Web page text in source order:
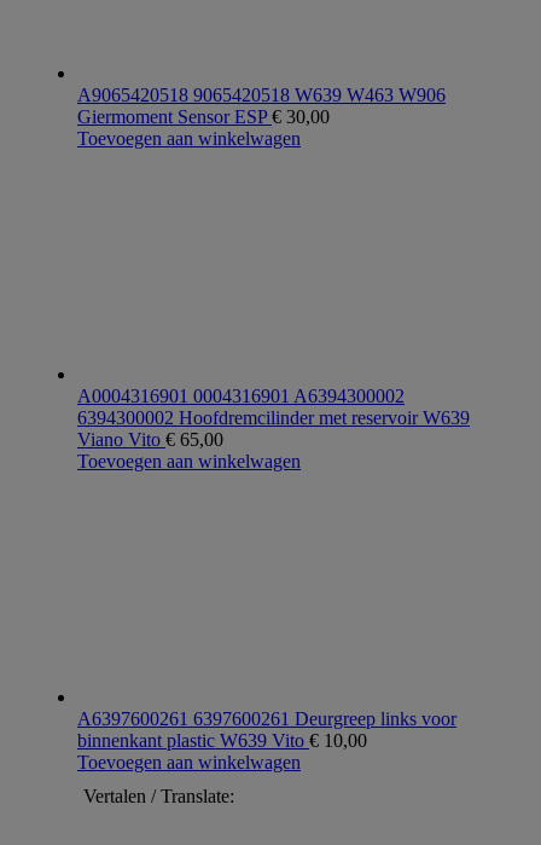
A9065420518 9065420518 W639 W463 W906
Giermoment Sensor ESP€ 30,00
Toevoegen aan winkelwagen
A0004316901 0004316901 A6394300002
6394300002 Hoofdremcilinder met reservoir W639
Viano Vito € 65,00
Toevoegen aan winkelwagen
A6397600261 6397600261 Deurgreep links voor
binnenkant plastic W639 Vito € 10,00
Toevoegen aan winkelwagen
Vertalen / Translate: